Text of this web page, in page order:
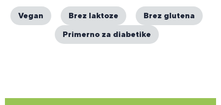
Vegan Brez laktoze
Brez glutena
Primerno za diabetike